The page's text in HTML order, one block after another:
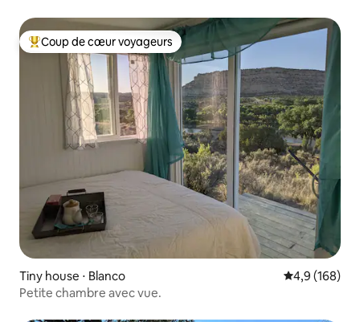
Coups de cœur voyageurs les plus appréciés
Coup de cœur voyageurs
Tiny house ⋅ Blanco Évaluation
4,9 (168)
Petite chambre avec vue.